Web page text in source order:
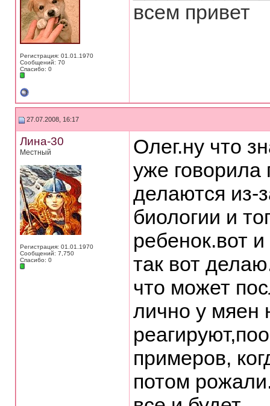
Регистрация: 01.01.1970
Сообщений: 70
Спасибо: 0
всем привет
27.07.2008, 16:17
Лина-30
Местный
Регистрация: 01.01.1970
Сообщений: 7,750
Спасибо: 0
Олег.ну что
уже говорила
делаются из-
биологии и
ребенок.вот
так вот
что может
лично у мяен
примеров,
потом